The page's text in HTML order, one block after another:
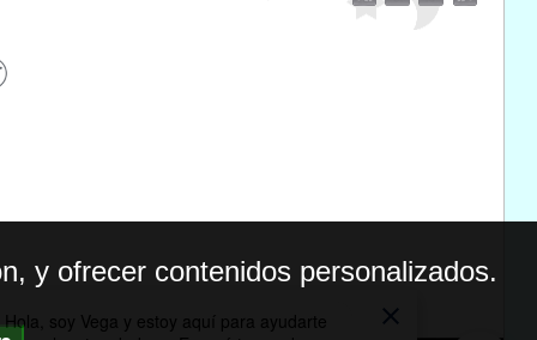
y ofrecer contenidos personalizados.